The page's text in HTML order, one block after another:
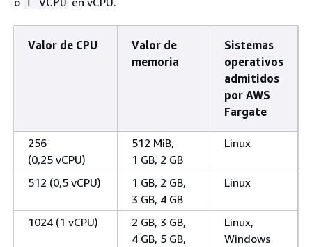
Valor de CPU
Valor de
memoria
Sistemas
operativos
admitidos
por AWS
Fargate
256
(0,25 vCPU)
512 MiB,
1 GB, 2 GB
Linux
512 (0,5 vCPU)
1 GB, 2 GB,
3 GB, 4 GB
Linux
1024 (1 vCPU)
2 GB, 3 GB,
4 GB, 5 GB,
Linux,
Windows